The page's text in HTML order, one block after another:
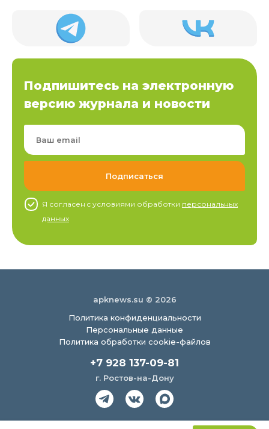
Подпишитесь на электронную
версию журнала и новости
Я согласен c условиями обработки персональных
данных
apknews.su © 2026
Политика конфиденциальности
Персональные данные
Политика обработки cookie-файлов
+7 928 137-09-81
г. Ростов-на-Дону